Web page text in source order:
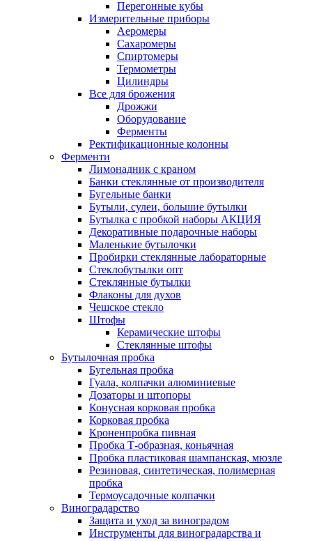
Перегонные кубы
Измерительные приборы
Аеромеры
Сахаромеры
Спиртомеры
Термометры
Цилиндры
Все для брожения
Дрожжи
Оборудование
Ферменты
Ректификационные колонны
Ферменти
Лимонадник с краном
Банки стеклянные от производителя
Бугельные банки
Бутыли, сулеи, большие бутылки
Бутылка с пробкой наборы АКЦИЯ
Декоративные подарочные наборы
Маленькие бутылочки
Пробирки стеклянные лабораторные
Стеклобутылки опт
Стеклянные бутылки
Флаконы для духов
Чешское стекло
Штофы
Керамические штофы
Стеклянные штофы
Бутылочная пробка
Бугельная пробка
Гуала, колпачки алюминиевые
Дозаторы и штопоры
Конусная корковая пробка
Корковая пробка
Кроненпробка пивная
Пробка Т-образная, коньячная
Пробка пластиковая шампанская, мюзле
Резиновая, синтетическая, полимерная
пробка
Термоусадочные колпачки
Виноградарство
Защита и уход за виноградом
Инструменты для виноградарства и